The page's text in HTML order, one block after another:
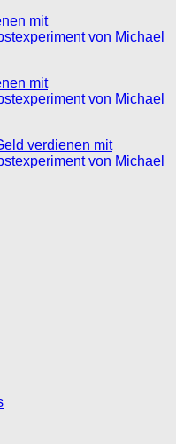
mit
von Michael
mit
von Michael
verdienen mit
von Michael